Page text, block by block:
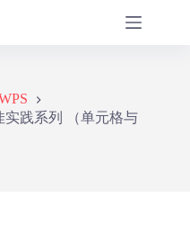
实践系列 （单元格与